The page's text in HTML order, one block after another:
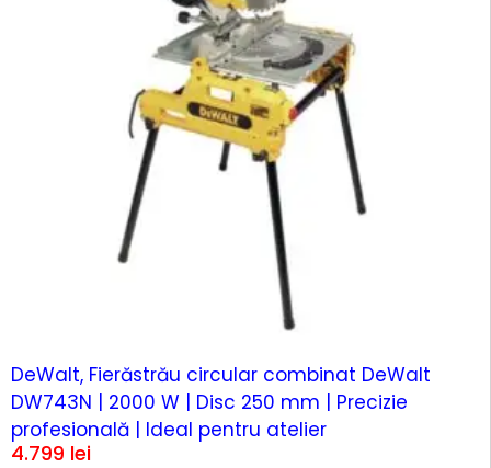
DeWalt, Fierăstrău circular combinat DeWalt
DW743N | 2000 W | Disc 250 mm | Precizie
profesională | Ideal pentru atelier
4.799 lei